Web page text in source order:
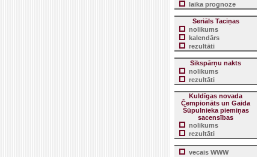
laika prognoze
Seriāls Taciņas
nolikums
kalendārs
rezultāti
Sikspārņu nakts
nolikums
rezultāti
Kuldīgas novada
Čempionāts un Gaida
Šūpulnieka piemiņas
sacensības
nolikums
rezultāti
vecais WWW